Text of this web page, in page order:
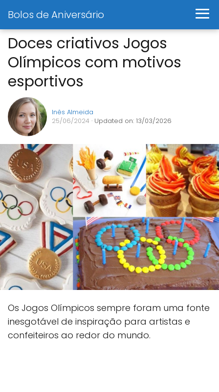
Bolos de Aniversário
Doces criativos Jogos
Olímpicos com motivos
esportivos
Inês Almeida
25/06/2024 · Updated on: 13/03/2026
Os Jogos Olímpicos sempre foram uma fonte
inesgotável de inspiração para artistas e
confeiteiros ao redor do mundo.